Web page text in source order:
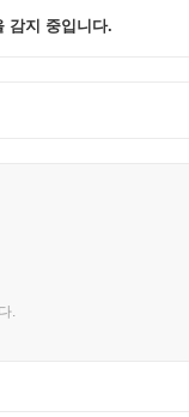
감지 중입니다.
.